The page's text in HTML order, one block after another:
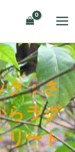
ク：さ
らラグ
リート